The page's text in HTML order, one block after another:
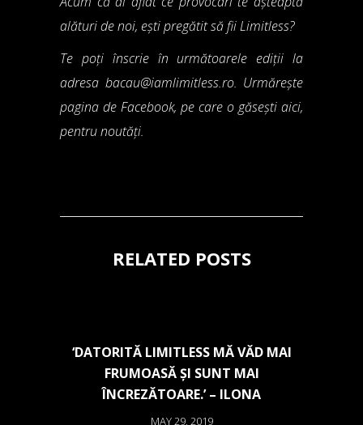
alături de noi, ești pregătit să fii Limitless?
Te poți înscrie în următoarele ediții la
adresa bacau@iamlimitless.ro. Urmărește
pagina de Facebook, pe care o găsești aici,
pentru noutăți.
RELATED POSTS
‘DATORITĂ LIMITLESS MĂ VĂD MAI
FRUMOASĂ ȘI SUNT MAI
ÎNCREZĂTOARE.’ – ILONA
MAY 29, 2019